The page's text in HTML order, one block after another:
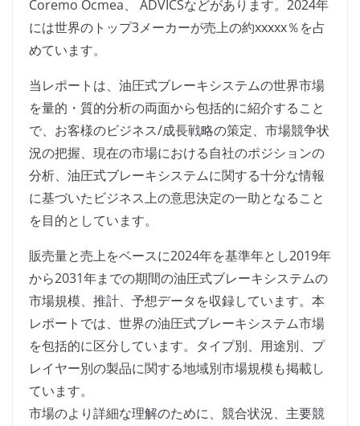
Coremo Ocmea、 ADVICSなどがあります。2024年
には世界のトップ3メーカーが売上の約xxxxx％を占
めています。
当レポートは、油圧式ブレーキシステムの世界市場
を量的・質的分析の両面から包括的に紹介すること
で、お客様のビジネス/成長戦略の策定、市場競争状
況の把握、現在の市場における自社のポジションの
分析、油圧式ブレーキシステムに関する十分な情報
に基づいたビジネス上の意思決定の一助となること
を目的としています。
販売量と売上をベースに2024年を基準年とし2019年
から2031年までの期間の油圧式ブレーキシステムの
市場規模、推計、予想データを収録しています。本
レポートでは、世界の油圧式ブレーキシステム市場
を包括的に区分しています。タイプ別、用途別、プ
レイヤー別の製品に関する地域別市場規模も掲載し
ています。
市場のより詳細な理解のために、競合状況、主要競